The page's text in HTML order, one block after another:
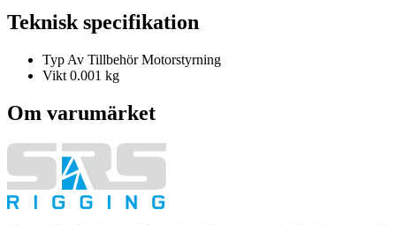
Teknisk specifikation
Typ Av TillbehörMotorstyrning
Vikt 0.001 kg
Om varumärket